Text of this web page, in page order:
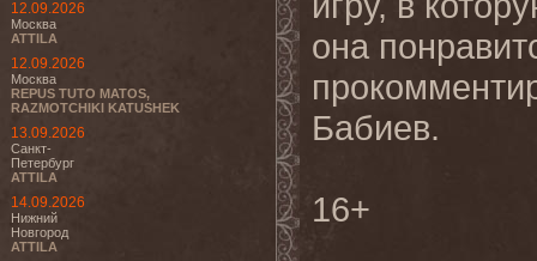
12.09.2026
Москва
ATTILA
12.09.2026
Москва
REPUS TUTO MATOS,
RAZMOTCHIKI KATUSHEK
13.09.2026
Санкт-
Петербург
ATTILA
14.09.2026
Нижний
Новгород
ATTILA
она
Бабиев.
16+